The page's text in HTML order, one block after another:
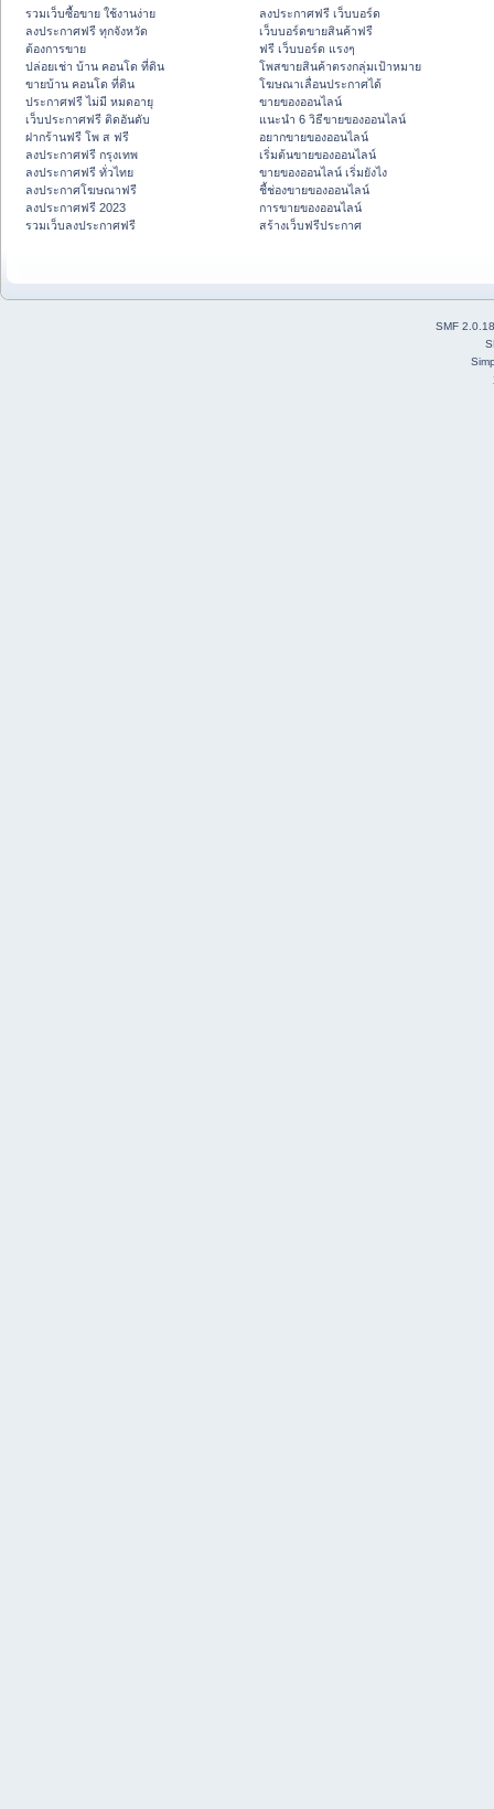
รวมเว็บซื้อขาย ใช้งานง่าย
ลงประกาศฟรี ทุกจังหวัด
ต้องการขาย
ปล่อยเช่า บ้าน คอนโด ที่ดิน
ขายบ้าน คอนโด ที่ดิน
ประกาศฟรี ไม่มี หมดอายุ
เว็บประกาศฟรี ติดอันดับ
ฝากร้านฟรี โพ ส ฟรี
ลงประกาศฟรี กรุงเทพ
ลงประกาศฟรี ทั่วไทย
ลงประกาศโฆษณาฟรี
ลงประกาศฟรี 2023
รวมเว็บลงประกาศฟรี
ลงประกาศฟรี เว็บบอร์ด
เว็บบอร์ดขายสินค้าฟรี
ฟรี เว็บบอร์ด แรงๆ
โพสขายสินค้าตรงกลุ่มเป้าหมาย
โฆษณาเลื่อนประกาศได้
ขายของออนไลน์
แนะนำ 6 วิธีขายของออนไลน์
อยากขายของออนไลน์
เริ่มต้นขายของออนไลน์
ขายของออนไลน์ เริ่มยังไง
ชี้ช่องขายของออนไลน์
การขายของออนไลน์
สร้างเว็บฟรีประกาศ
SMF 2.0.18